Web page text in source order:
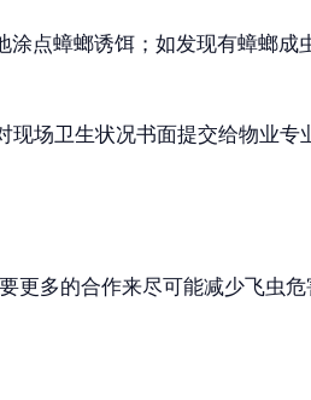
点蟑螂诱饵；如发现有蟑螂成
场卫生状况书面提交给物业
多的合作来尽可能减少飞虫危